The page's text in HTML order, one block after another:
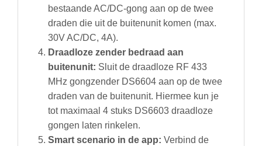
bestaande AC/DC-gong aan op de twee
draden die uit de buitenunit komen (max.
30V AC/DC, 4A).
Draadloze zender bedraad aan
buitenunit: Sluit de draadloze RF 433
MHz gongzender DS6604 aan op de twee
draden van de buitenunit. Hiermee kun je
tot maximaal 4 stuks DS6603 draadloze
gongen laten rinkelen.
Smart scenario in de app: Verbind de